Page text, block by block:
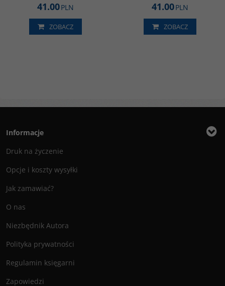
41.00PLN
ZOBACZ
41.00PLN
ZOBACZ
Informacje
Druk na życzenie
Opcje i koszty wysyłki
Jak zamawiać?
O nas
Niezbędnik Autora
Polityka prywatności
Regulamin księgarni
Zapowiedzi